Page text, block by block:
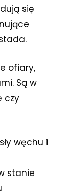
się
ofiary,
Są w
czy
węchu i
stanie